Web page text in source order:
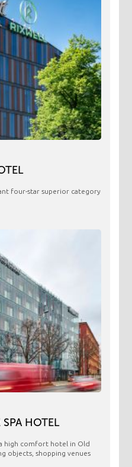
four-star superior category
SPA HOTEL
high comfort hotel in Old
objects, shopping venues